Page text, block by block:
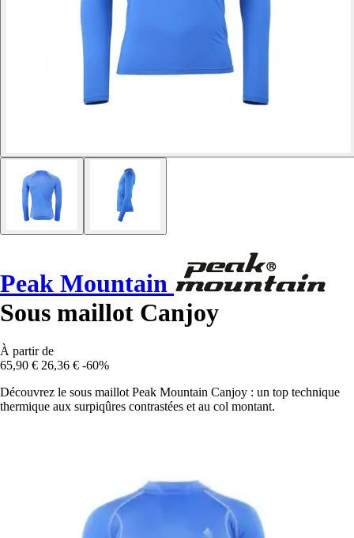
Peak Mountain
Sous maillot Canjoy
À partir de
65,90 € 26,36 € -60%
Découvrez le sous maillot Peak Mountain Canjoy : un top technique
thermique aux surpiqûres contrastées et au col montant.